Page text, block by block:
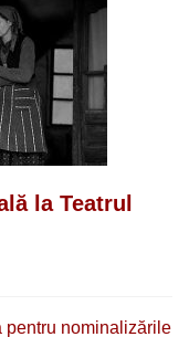
la Teatrul